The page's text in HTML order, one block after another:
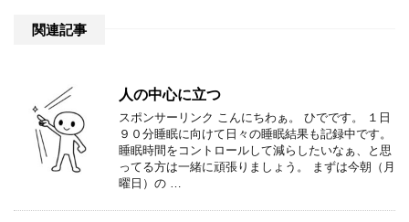
関連記事
人の中心に立つ
スポンサーリンク こんにちわぁ。 ひでです。 １日
９０分睡眠に向けて日々の睡眠結果も記録中です。
睡眠時間をコントロールして減らしたいなぁ、と思
ってる方は一緒に頑張りましょう。 まずは今朝（月
曜日）の …